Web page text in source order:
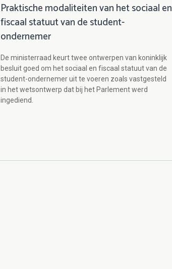
Praktische modaliteiten van het sociaal en
fiscaal statuut van de student-
ondernemer
De ministerraad keurt twee ontwerpen van koninklijk
besluit goed om het sociaal en fiscaal statuut van de
student-ondernemer uit te voeren zoals vastgesteld
in het wetsontwerp dat bij het Parlement werd
ingediend.